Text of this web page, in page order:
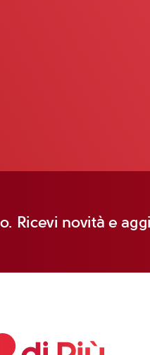
Ricevi novità e